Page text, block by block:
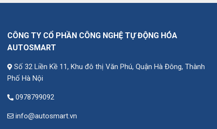
20.680.000 ₫.là:
CÔNG TY CỔ PHẦN CÔNG NGHỆ TỰ ĐỘNG HÓA
AUTOSMART
Số 32 Liền Kề 11, Khu đô thị Văn Phú, Quận Hà Đông, Thành
Phố Hà Nội
0978799092
info@autosmart.vn